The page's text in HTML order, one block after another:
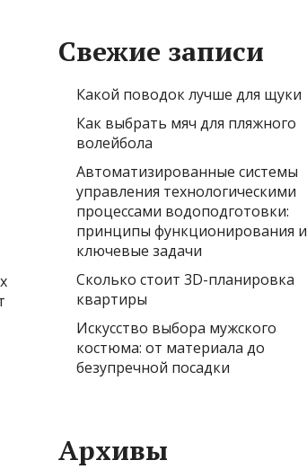
Свежие записи
Какой поводок лучше для щуки
Как выбрать мяч для пляжного
волейбола
Автоматизированные системы
управления технологическими
процессами водоподготовки:
принципы функционирования и
ключевые задачи
Сколько стоит 3D-планировка
квартиры
Искусство выбора мужского
костюма: от материала до
безупречной посадки
Архивы